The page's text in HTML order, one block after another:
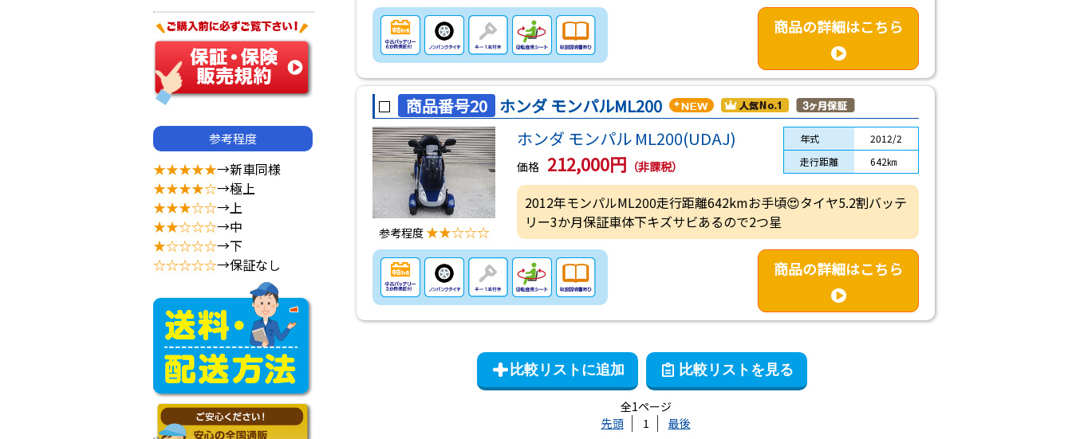
商品の詳細はこちら
商品番号20 ホンダ モンパルML200
参考程度 ★★☆☆☆
ホンダ モンパル ML200(UDAJ)
価格 212,000円 （非課税）
年式
2012/2
走行距離
642㎞
2012年モンパルML200走行距離642kmお手頃😍タイヤ5.2割バッテ
リー3か月保証車体下キズサビあるので2つ星
商品の詳細はこちら
全1ページ
先頭
1 最後
参考程度
★★★★★→新車同様
★★★★☆→極上
★★★☆☆→上
★★☆☆☆→中
★☆☆☆☆→下
☆☆☆☆☆→保証なし